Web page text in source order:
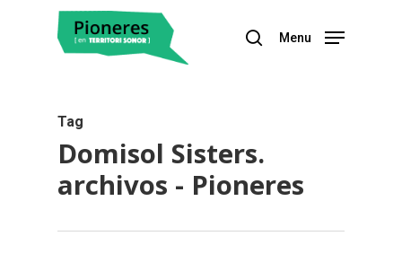
Menu
Tag
Domisol Sisters.
archivos - Pioneres